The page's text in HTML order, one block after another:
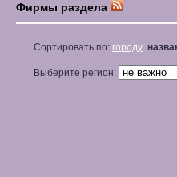
Фирмы раздела
Сортировать по: городу
Выберите регион: